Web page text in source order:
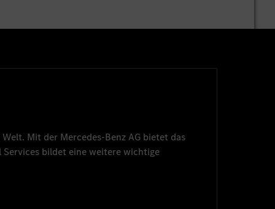
Mit der Mercedes-Benz AG bietet das
Services bildet eine weitere wichtige